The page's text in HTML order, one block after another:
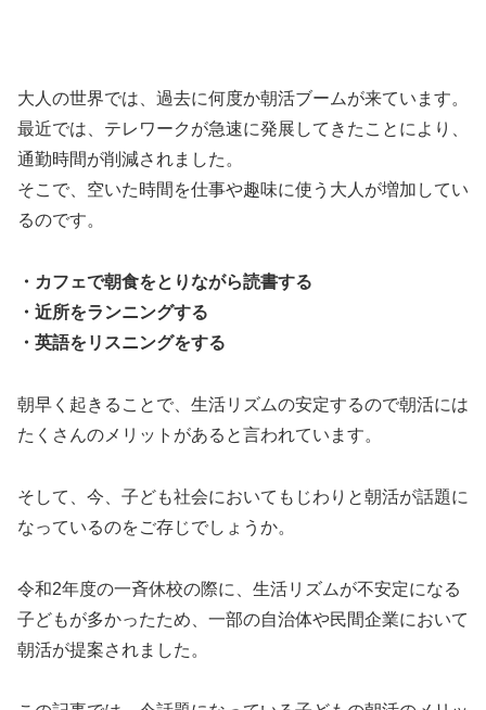
大人の世界では、過去に何度か朝活ブームが来ています。
最近では、テレワークが急速に発展してきたことにより、
通勤時間が削減されました。
そこで、空いた時間を仕事や趣味に使う大人が増加してい
るのです。
・カフェで朝食をとりながら読書する
・近所をランニングする
・英語をリスニングをする
朝早く起きることで、生活リズムの安定するので朝活には
たくさんのメリットがあると言われています。
そして、今、子ども社会においてもじわりと朝活が話題に
なっているのをご存じでしょうか。
令和2年度の一斉休校の際に、生活リズムが不安定になる
子どもが多かったため、一部の自治体や民間企業において
朝活が提案されました。